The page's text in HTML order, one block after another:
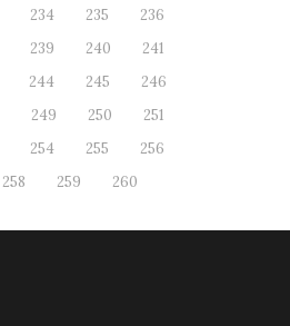
234 235
236
239 240
241
244 245
246
249 250
251
254 255
256
258 259 260